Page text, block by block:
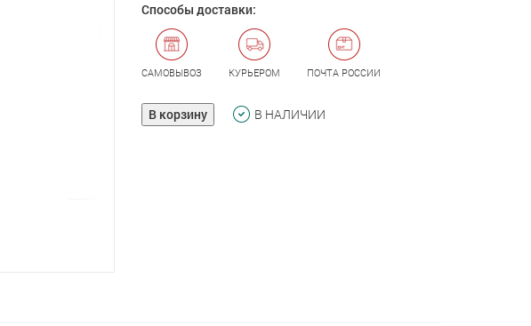
Способы доставки:
САМОВЫВОЗ КУРЬЕРОМ ПОЧТА РОССИИ
В корзину В НАЛИЧИИ